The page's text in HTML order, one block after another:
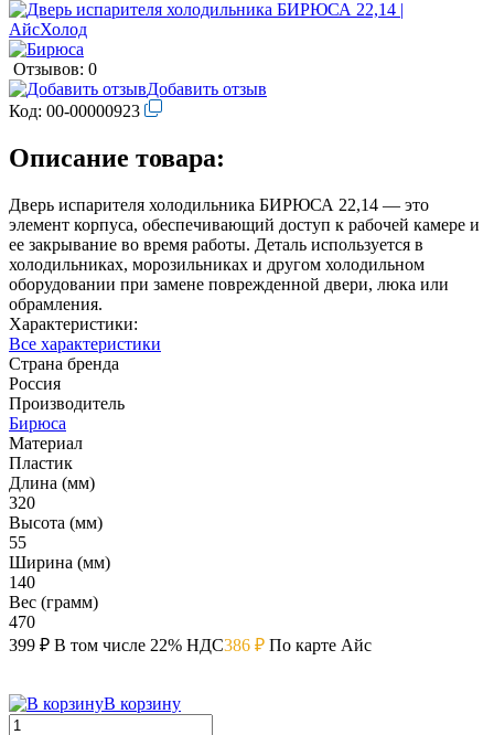
Отзывов: 0
Добавить отзыв
Код: 00-00000923
Описание товара:
Дверь испарителя холодильника БИРЮСА 22,14 — это
элемент корпуса, обеспечивающий доступ к рабочей камере и
ее закрывание во время работы. Деталь используется в
холодильниках, морозильниках и другом холодильном
оборудовании при замене поврежденной двери, люка или
обрамления.
Характеристики:
Все характеристики
Страна бренда
Россия
Производитель
Бирюса
Материал
Пластик
Длина (мм)
320
Высота (мм)
55
Ширина (мм)
140
Вес (грамм)
470
399 ₽ В том числе 22% НДС386 ₽ По карте Айс
В корзину